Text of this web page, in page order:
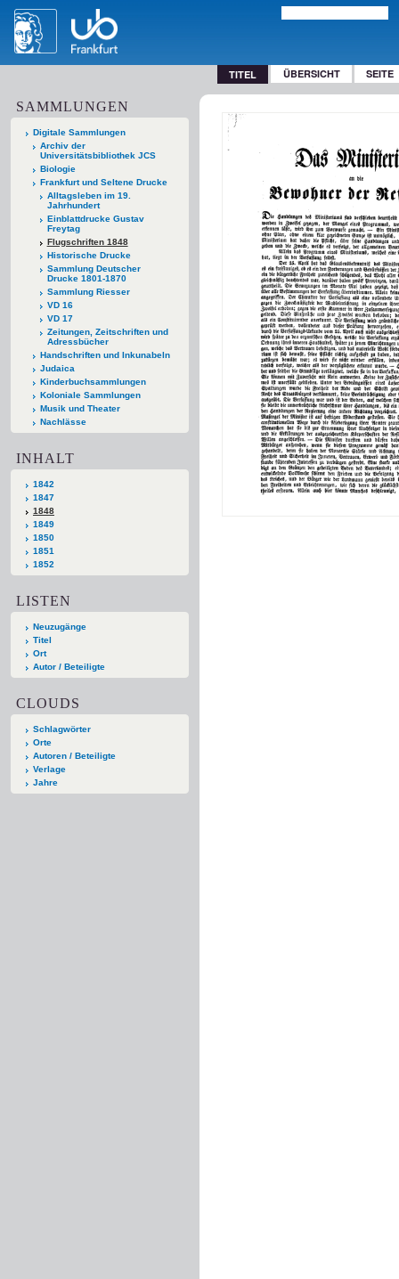
TITEL ÜBERSICHT SEITE
SAMMLUNGEN
Digitale Sammlungen
Archiv der
Universitätsbibliothek JCS
Biologie
Frankfurt und Seltene Drucke
Alltagsleben im 19.
Jahrhundert
Einblattdrucke Gustav
Freytag
Flugschriften 1848
Historische Drucke
Sammlung Deutscher
Drucke 1801-1870
Sammlung Riesser
VD 16
VD 17
Zeitungen, Zeitschriften und
Adressbücher
Handschriften und Inkunabeln
Judaica
Kinderbuchsammlungen
Koloniale Sammlungen
Musik und Theater
Nachlässe
INHALT
1842
1847
1848
1849
1850
1851
1852
LISTEN
Neuzugänge
Titel
Ort
Autor / Beteiligte
CLOUDS
Schlagwörter
Orte
Autoren / Beteiligte
Verlage
Jahre